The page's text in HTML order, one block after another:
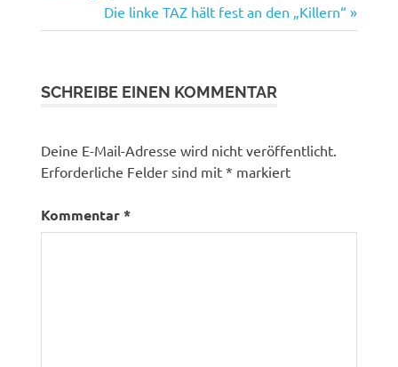
Nächster
Beitrag:
Die linke TAZ hält fest an den „Killern“
SCHREIBE EINEN KOMMENTAR
Deine E-Mail-Adresse wird nicht veröffentlicht.
Erforderliche Felder sind mit* markiert
Kommentar*